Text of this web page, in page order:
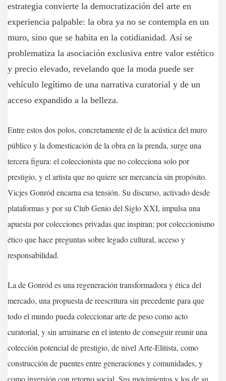
estrategia convierte la democratización del arte en
experiencia palpable: la obra ya no se contempla en un
muro, sino que se habita en la cotidianidad. Así se
problematiza la asociación exclusiva entre valor estético
y precio elevado, revelando que la moda puede ser
vehículo legítimo de una narrativa curatorial y de un
acceso expandido a la belleza.
Entre estos dos polos, concretamente el de la acústica del muro
público y la domesticación de la obra en la prenda, surge una
tercera figura: el coleccionista que no colecciona solo por
prestigio, y el artista que no quiere ser mercancía sin propósito.
Vicjes Gonród encarna esa tensión. Su discurso, activado desde
plataformas y por su Club Genio del Siglo XXI, impulsa una
apuesta por colecciones privadas que inspiran; por coleccionismo
ético que hace preguntas sobre legado cultural, acceso y
responsabilidad.
La de Gonród es una regeneración transformadora y ética del
mercado, una propuesta de reescritura sin precedente para que
todo el mundo pueda coleccionar arte de peso como acto
curatorial, y sin arruinarse en el intento de conseguir reunir una
colección potencial de prestigio, de nivel Arte-Elitista, como
construcción de puentes entre generaciones y comunidades, y
como inversión con retorno social. Sus movimientos y los de su